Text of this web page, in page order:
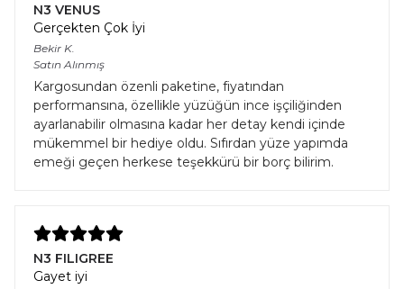
N3 VENUS
Gerçekten Çok İyi
Bekir K.
Satın Alınmış
Kargosundan özenli paketine, fiyatından
performansına, özellikle yüzüğün ince işçiliğinden
ayarlanabilir olmasına kadar her detay kendi içinde
mükemmel bir hediye oldu. Sıfırdan yüze yapımda
emeği geçen herkese teşekkürü bir borç bilirim.
N3 FILIGREE
Gayet iyi